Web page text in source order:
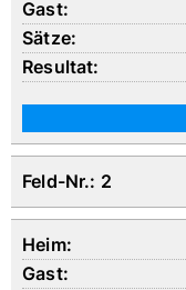
Feld-Nr.: 2